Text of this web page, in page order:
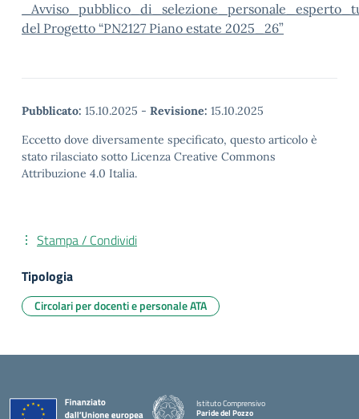
del Progetto “PN2127 Piano estate 2025_26”
Pubblicato: 15.10.2025 - Revisione: 15.10.2025
Eccetto dove diversamente specificato, questo articolo è
stato rilasciato sotto Licenza Creative Commons
Attribuzione 4.0 Italia.
Stampa / Condividi
Tipologia
Circolari per docenti e personale ATA
Istituto Comprensivo
Paride del Pozzo